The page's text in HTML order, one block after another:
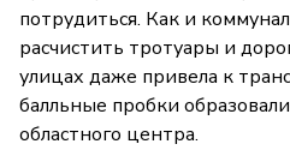
потрудиться. Как и
расчистить тротуары и
улицах даже привела к
балльные пробки
областного центра.